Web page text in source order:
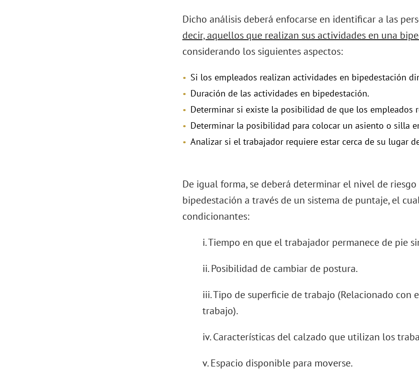
Dicho análisis deberá enfocarse en identificar a las
decir, aquellos que realizan sus actividades en una
considerando los siguientes aspectos:
Si los empleados realizan actividades en bipedestación
Duración de las actividades en bipedestación.
Determinar si existe la posibilidad de que los empleados
Determinar la posibilidad para colocar un asiento o silla
Analizar si el trabajador requiere estar cerca de su lugar
De igual forma, se deberá determinar el nivel de
bipedestación a través de un sistema de puntaje, el
condicionantes:
i. Tiempo en que el trabajador permanece de pie
ii. Posibilidad de cambiar de postura.
iii. Tipo de superficie de trabajo (Relacionado
trabajo).
iv. Características del calzado que utilizan los
v. Espacio disponible para moverse.